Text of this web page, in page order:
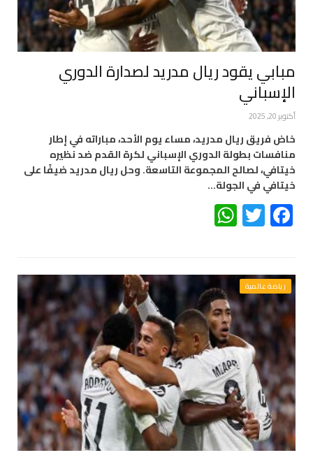
مبابي يقود ريال مدريد لصدارة الدوري
الإسباني
أكتوبر 20, 2025
خاض فريق ريال مدريد، مساء يوم الأحد، مباراته في إطار
منافسات بطولة الدوري الإسباني لكرة القدم ضد نظيره
خيتافي، لصالح المجموعة التاسعة. وحل ريال مدريد ضيفًا على
خيتافي في الجولة…
Facebook
Twitter
رياضة عالمية